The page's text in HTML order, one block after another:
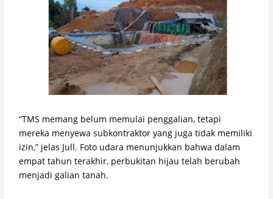
“TMS memang belum memulai penggalian, tetapi
mereka menyewa subkontraktor yang juga tidak memiliki
izin,” jelas Jull. Foto udara menunjukkan bahwa dalam
empat tahun terakhir, perbukitan hijau telah berubah
menjadi galian tanah.